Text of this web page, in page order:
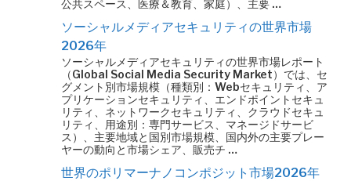
公共スペース、医療＆教育、家庭）、主要 …
ソーシャルメディアセキュリティの世界市場
2026年
ソーシャルメディアセキュリティの世界市場レポート
（Global Social Media Security Market）では、セ
グメント別市場規模（種類別：Webセキュリティ、ア
プリケーションセキュリティ、エンドポイントセキュ
リティ、ネットワークセキュリティ、クラウドセキュ
リティ、用途別：専門サービス、マネージドサービ
ス）、主要地域と国別市場規模、国内外の主要プレー
ヤーの動向と市場シェア、販売チ …
世界のポリマーナノコンポジット市場2026年